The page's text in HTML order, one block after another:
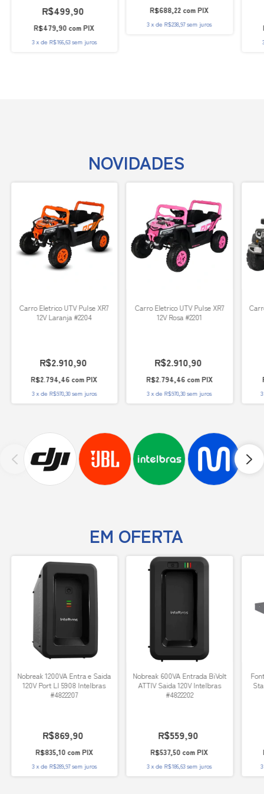
R$499,90
R$479,90com PIX
3 xde R$166,63 sem juros
R$688,22com PIX
3 xde R$238,97 sem juros
NOVIDADES
Carro Eletrico UTV Pulse XR7
12V Laranja #2204
R$2.910,90
R$2.794,46com PIX
3 xde R$970,30 sem juros
Carro Eletrico UTV Pulse XR7
12V Rosa #2201
R$2.910,90
R$2.794,46comPIX
3 xde R$970,30 sem juros 3
EM OFERTA
Nobreak 1200VA Entra e Saida
120V Port LI 5908 Intelbras
#4822207
R$869,90
R$835,10comPIX
3 xde R$289,97 sem juros
Nobreak 600VA Entrada BiVolt
ATTIV Saida 120V Intelbras
#4822202
R$559,90
R$537,50com PIX
3 xde R$186,63 sem juros 3